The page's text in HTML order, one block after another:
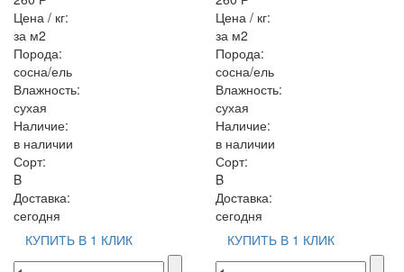
Цена / кг:
за м2
Порода:
сосна/ель
Влажность:
сухая
Наличие:
в наличии
Сорт:
B
Доставка:
сегодня
КУПИТЬ В 1 КЛИК
Цена / кг:
за м2
Порода:
сосна/ель
Влажность:
сухая
Наличие:
в наличии
Сорт:
B
Доставка:
сегодня
КУПИТЬ В 1 КЛИК